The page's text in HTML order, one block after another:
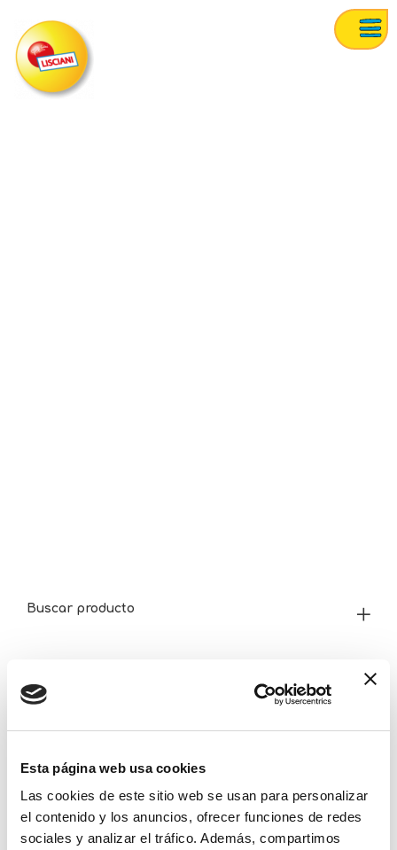
Esta página web usa cookies
Las cookies de este sitio web se usan para personalizar
el contenido y los anuncios, ofrecer funciones de redes
sociales y analizar el tráfico. Además, compartimos
Buscar producto
Categorías
Edad
CERCA